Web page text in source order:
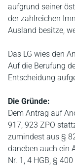
aufgrund seiner
der zahlreichen
Ausland besitze,
Das LG wies den
Auf die Berufung
Entscheidung
Die Gründe:
Dem Antrag auf
917, 923 ZPO
zumindest aus §
daneben auch ein
Nr. 1, 4 HGB, §